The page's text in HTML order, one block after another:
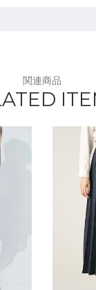
関連商品